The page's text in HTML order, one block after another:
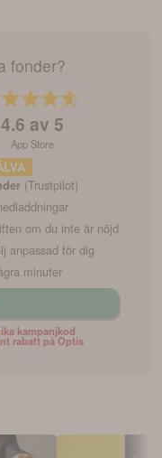
fonder?
4.6 av 5
App Store
(Trustpilot)
om du inte är nöjd
anpassad för dig
minuter
kampanjkod
rabatt på Optis